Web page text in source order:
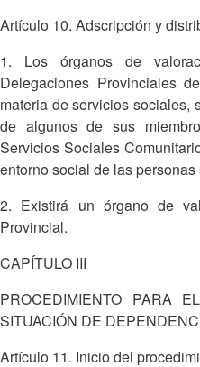
Artículo 10. Adscripción y
1. Los órganos de
Delegaciones Provinciales
materia de servicios sociales,
de algunos de sus
Servicios Sociales
entorno social de las
2. Existirá un órgano de
Provincial.
CAPÍTULO III
PROCEDIMIENTO PARA
SITUACIÓN DE
Artículo 11. Inicio del